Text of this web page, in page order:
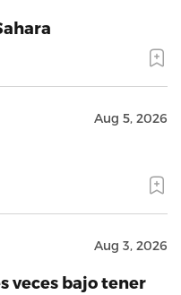
Aug 5, 2026
Aug 3, 2026
veces bajo tener